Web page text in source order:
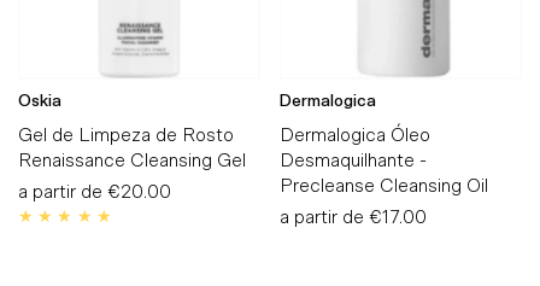
Oskia
Gel de Limpeza de Rosto
Renaissance Cleansing Gel
Preço
Normal
a partir de €20.00
Dermalogica
Dermalogica Óleo
Desmaquilhante -
Precleanse Cleansing Oil
Preço
a partir de €17.00